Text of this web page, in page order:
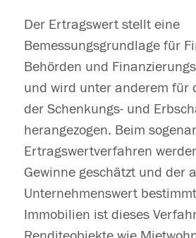
Der Ertragswert stellt eine
Bemessungsgrundlage für
Behörden und
und wird unter anderem für
der Schenkungs- und
herangezogen. Beim
Ertragswertverfahren
Gewinne geschätzt und der
Unternehmenswert
Immobilien ist dieses